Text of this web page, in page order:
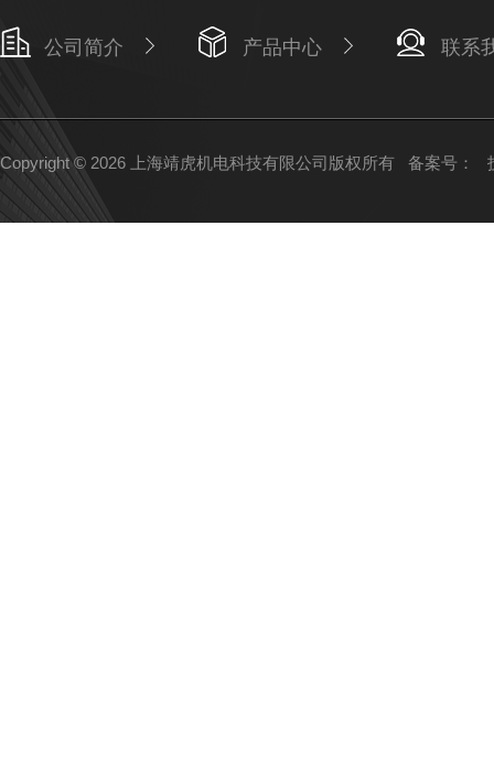
公司简介 产品中心 联系
Copyright © 2026 上海靖虎机电科技有限公司版权所有 备案号：